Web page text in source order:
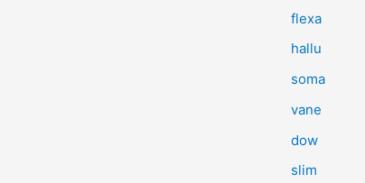
e
r
:
flexa
hallu
soma
vane
dow
slim